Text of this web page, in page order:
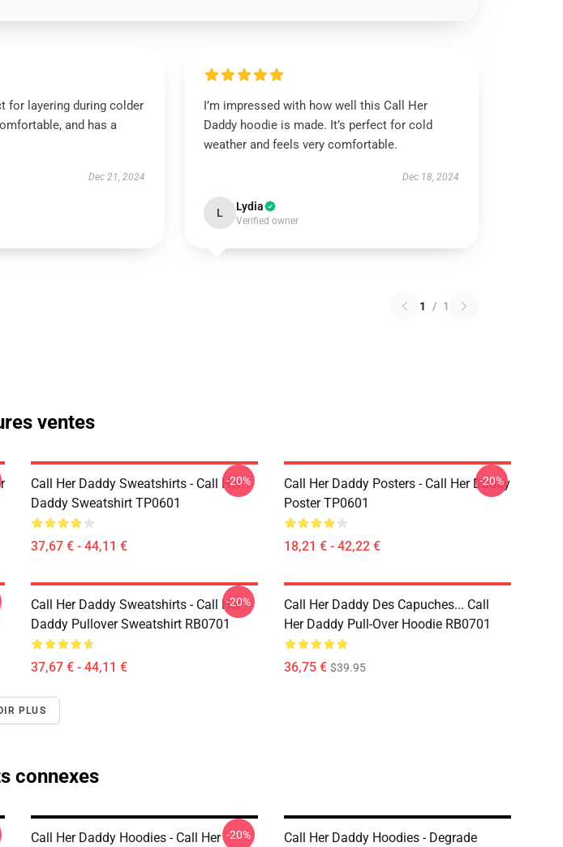
for layering during colder
and has a
Dec 21, 2024
I’m impressed with how well this Call Her
Daddy hoodie is made. It’s perfect for cold
weather and feels very comfortable.
Dec 18, 2024
L Lydia
Verified owner
1 / 1
ventes
Call Her Daddy Sweatshirts - Call Her
Daddy Sweatshirt TP0601
37,67 € - 44,11 €
-20%
Call Her Daddy Posters - Call Her Daddy
Poster TP0601
18,21 € - 42,22 €
-20%
Call Her Daddy Sweatshirts - Call Her
Daddy Pullover Sweatshirt RB0701
37,67 € - 44,11 €
-20%
Call Her Daddy Des Capuches... Call
Her Daddy Pull-Over Hoodie RB0701
36,75 € $39.95
PLUS
connexes
Call Her Daddy Hoodies - Call Her -20%
Call Her Daddy Hoodies - Degrade